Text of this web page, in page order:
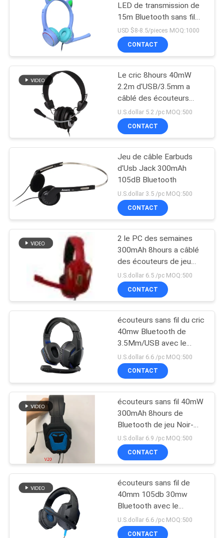
DEMANDEZ
CITATION
PLAN
PRIVACY
POLICY
Écouteurs de haute
fidélité de Bluetooth
26
Écouteur de câble
de jeu
77
Écouteurs lumineux
de Bluetooth
19
Dans l'écouteur de
Bluetooth d'oreille
Écouteurs
magnétiques de
Bluetooth de sport
LED de transmission de
15m Bluetooth sans fil
avec Mic Glowing
Earphones Children Gifts
USD $8-8.5/pieces MOQ:1000
CONTACT
Le cric 8hours 40mW
2.2m d'USB/3.5mm a
câblé des écouteurs
avec le microphone
U.S.dollar 5.2 /pc MOQ:500
CONTACT
Jeu de câble Earbuds
d'Usb Jack 300mAh
105dB Bluetooth
U.S.dollar 3.5 /pc MOQ:500
CONTACT
2 le PC des semaines
300mAh 8hours a câblé
des écouteurs de jeu
avec la MIC
U.S.dollar 6.5 /pc MOQ:500
CONTACT
écouteurs sans fil du cric
40mw Bluetooth de
3.5Mm/USB avec le
microphone
U.S.dollar 6.6 /pc MOQ:500
CONTACT
écouteurs sans fil 40mW
300mAh 8hours de
Bluetooth de jeu Noir-
bleu
U.S.dollar 6.9 /pc MOQ:500
CONTACT
écouteurs sans fil de
40mm 105db 30mw
Bluetooth avec le
microphone
U.S.dollar 6.6 /pc MOQ:500
CONTACT